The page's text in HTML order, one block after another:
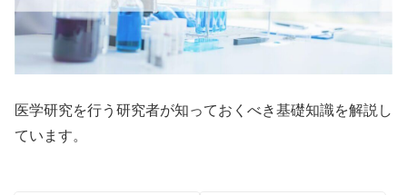
医学研究を行う研究者が知っておくべき基礎知識を解説し
ています。